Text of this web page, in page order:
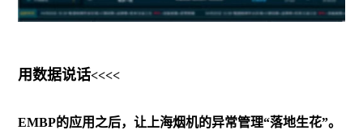
用数据说话<<<<
EMBP的应用之后，让上海烟机的异常管理“落地生花”。